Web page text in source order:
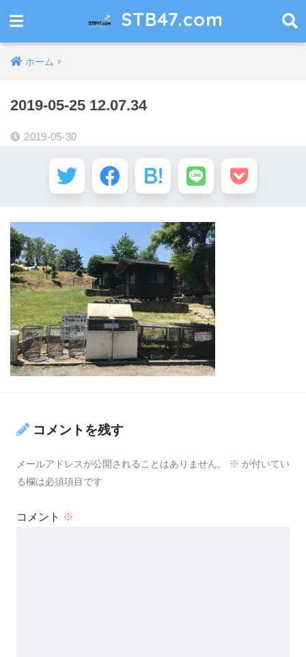
STB47.com
ホーム
2019-05-25 12.07.34
2019-05-30
コメントを残す
メールアドレスが公開されることはありません。 ※ が付いてい
る欄は必須項目です
コメント ※